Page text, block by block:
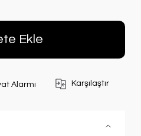
Ekle
Alarmı Karşılaştır